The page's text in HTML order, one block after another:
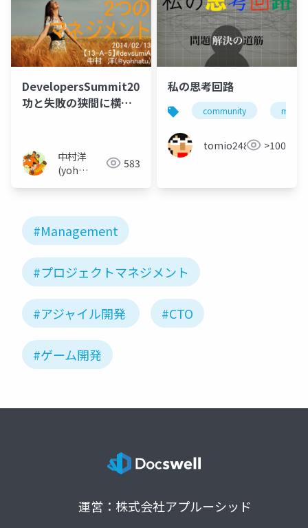
DevelopersSummit2014「成
功と失敗の狭間に横た
中村洋
(yoh
583
私の思考回路
community
tomio2480 >100
#Management
#プロジェクトマネジメント
#アジャイル開発 #CTO
#ゲーム開発
運営：株式会社アプルーシッド